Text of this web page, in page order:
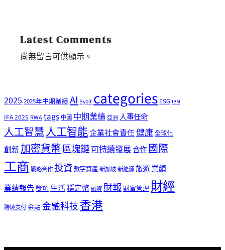
Latest Comments
尚無留言可供顯示。
2025 2025年中期業績AI Bybitcategories ESG IBM
IFA 2025 RWAtags 中國 中期業績 亞洲 人事任命
人工智慧人工智能企業社會責任健康全球化
創新加密貨幣區塊鏈可持續發展合作國際
工商 戰略合作投資數字資產新加坡新能源旅遊業績
業績報告 獎項生活穩定幣融資 財報 財富管理 財經
跨境支付金融 金融科技 香港